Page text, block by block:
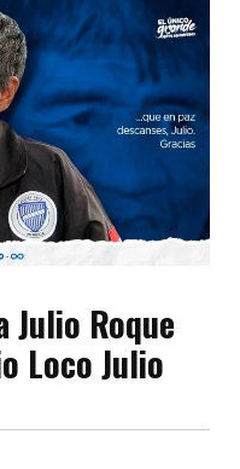
Julio Roque
Loco Julio